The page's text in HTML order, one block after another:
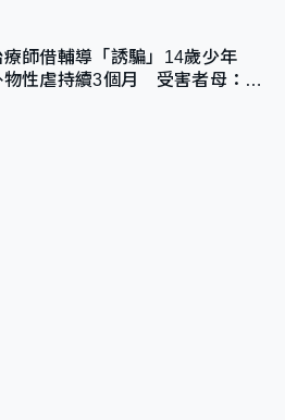
療師借輔導「誘騙」14歲少年
性虐持續3個月 受害者母：要